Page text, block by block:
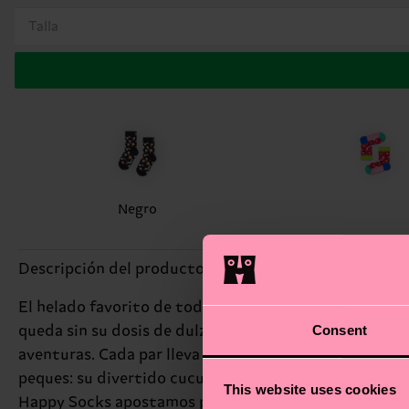
Consent
This website uses cookies
Talla
Negro
Descripción del producto
El helado favorito de todos ahora se sirve… ¡en tus
queda sin su dosis de dulzura. Están hechos de
aventuras. Cada par lleva etiqueta para el nombre,
peques: su divertido cucurucho de colores saca
Happy Socks apostamos por el color, la creatividad